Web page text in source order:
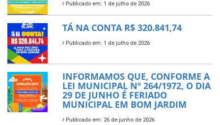
Publicado em: 1 de julho de 2026
TÁ NA CONTA R$ 320.841,74
Publicado em: 1 de julho de 2026
INFORMAMOS QUE, CONFORME A
LEI MUNICIPAL Nº 264/1972, O DIA
29 DE JUNHO É FERIADO
MUNICIPAL EM BOM JARDIM
Publicado em: 26 de junho de 2026